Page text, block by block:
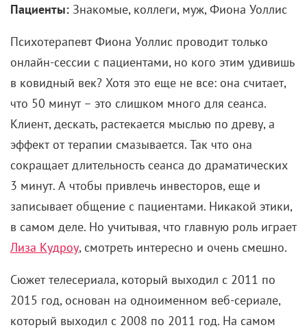
Пациенты: Знакомые, коллеги, муж, Фиона Уоллис
Психотерапевт Фиона Уоллис проводит только
онлайн-сессии с пациентами, но кого этим удивишь
в ковидный век? Хотя это еще не все: она считает,
что 50 минут – это слишком много для сеанса.
Клиент, дескать, растекается мыслью по древу, а
эффект от терапии смазывается. Так что она
сокращает длительность сеанса до драматических
3 минут. А чтобы привлечь инвесторов, еще и
записывает общение с пациентами. Никакой этики,
в самом деле. Но учитывая, что главную роль играет
Лиза Кудроу, смотреть интересно и очень смешно.
Сюжет телесериала, который выходил с 2011 по
2015 год, основан на одноименном веб-сериале,
который выходил с 2008 по 2011 год. На самом